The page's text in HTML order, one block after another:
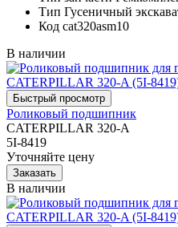
Тип Гусеничный
Код cat320asm10
В наличии
Роликовый подшипник
CATERPILLAR 320-A
5I-8419
Уточняйте цену
В наличии